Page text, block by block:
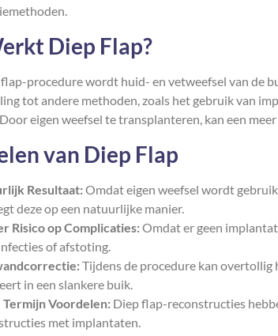
Diep Flap?
flap-procedure wordt huid- en vetweefsel van de
tot andere methoden, zoals het gebruik van
eigen weefsel te transplanteren, kan een
van Diep Flap
Resultaat:Omdat eigen weefsel wordt
deze op een natuurlijke manier.
Risico op Complicaties:Omdat er geen
of afstoting.
Tijdens de procedure kan
in een slankere buik.
Termijn Voordelen: Diep flap-reconstructies
met implantaten.